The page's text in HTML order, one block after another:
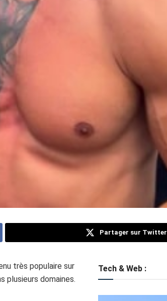
Partager sur Twitter
très populaire sur
plusieurs domaines.
Tech & Web :